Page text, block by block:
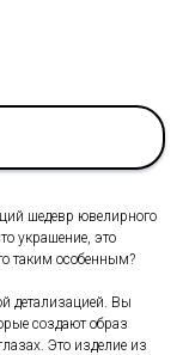
шедевр ювелирного
украшение, это
таким особенным?
детализацией. Вы
создают образ
Это изделие из